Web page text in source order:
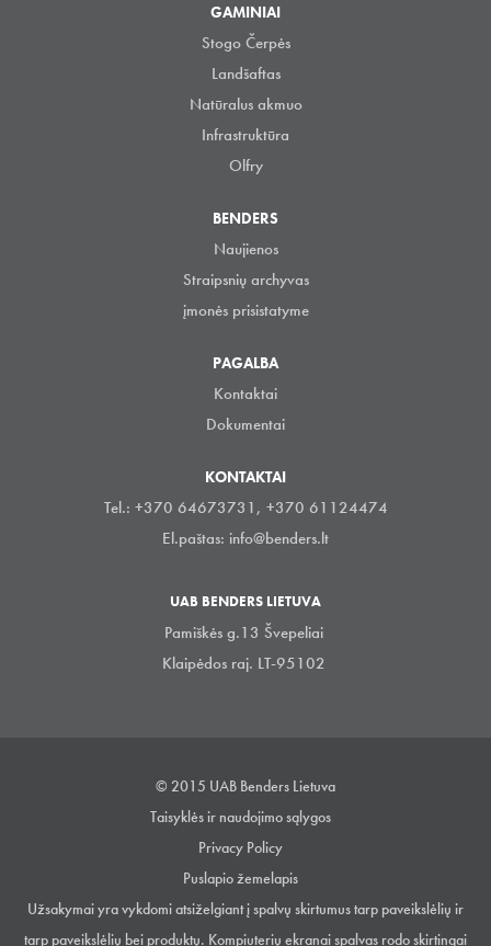
GAMINIAI
Stogo Čerpės
Landšaftas
Natūralus akmuo
Infrastruktūra
Olfry
BENDERS
Naujienos
Straipsnių archyvas
įmonės prisistatyme
PAGALBA
Kontaktai
Dokumentai
KONTAKTAI
Tel.: +370 64673731, +370 61124474
El.paštas: info@benders.lt
UAB BENDERS LIETUVA
Pamiškės g.13 Švepeliai
Klaipėdos raj. LT-95102
© 2015 UAB Benders Lietuva
Taisyklės ir naudojimo sąlygos
Privacy Policy
Puslapio žemelapis
Užsakymai yra vykdomi atsiželgiant į spalvų skirtumus tarp paveikslėlių ir
tarp paveikslėlių bei produktų. Kompiuterių ekranai spalvas rodo skirtingai